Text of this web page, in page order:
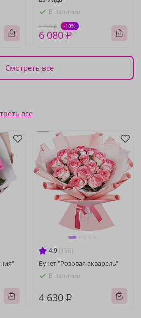
В наличии
6 760 ₽ -10%
6 080 ₽
Смотреть все
все
4.9 (166)
Букет "Розовая акварель"
В наличии
4 630 ₽